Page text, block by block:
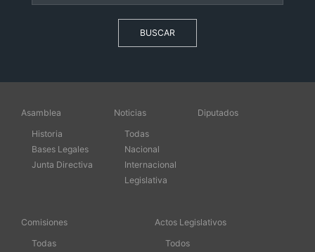
BUSCAR
Asamblea
Historia
Bases Legales
Junta Directiva
Noticias
Todas
Nacional
Internacional
Legislativa
Diputados
Comisiones
Todas
Actos Legislativos
Todos